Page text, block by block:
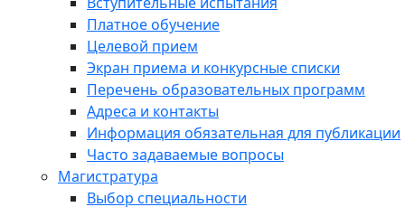
Платное обучение
Целевой прием
Экран приема и конкурсные списки
Перечень образовательных программ
Адреса и контакты
Информация обязательная для публикации
Часто задаваемые вопросы
Магистратура
Выбор специальности